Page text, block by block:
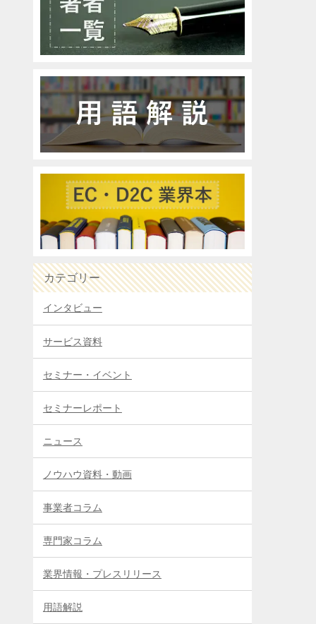
カテゴリー
インタビュー
サービス資料
セミナー・イベント
セミナーレポート
ニュース
ノウハウ資料・動画
事業者コラム
専門家コラム
業界情報・プレスリリース
用語解説